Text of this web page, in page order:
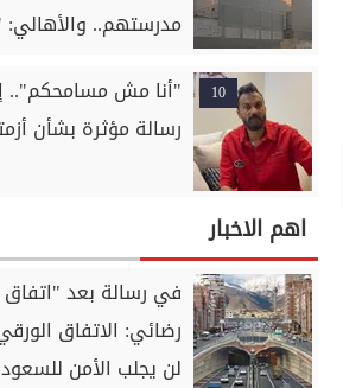
مدرستهم..
10
"أنا مش مسامحكم"..
رسالة مؤثرة بشأن
اهم الاخبار
في رسالة بعد
رضائي: الاتفاق
لن يجلب الأمن